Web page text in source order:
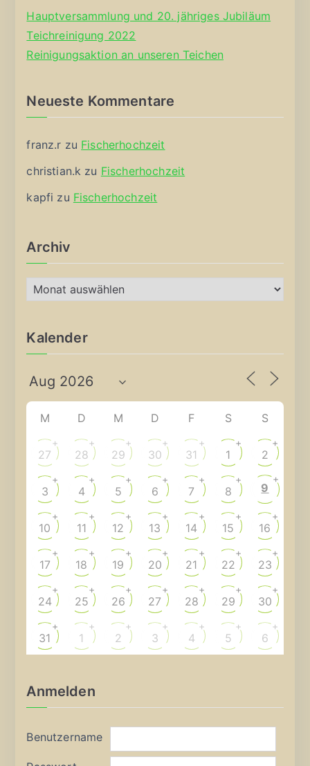
Hauptversammlung und 20. jähriges Jubiläum
Teichreinigung 2022
Reinigungsaktion an unseren Teichen
Neueste Kommentare
franz.r zu Fischerhochzeit
christian.k zu Fischerhochzeit
kapfi zu Fischerhochzeit
Archiv
r
h
v
Kalender
M D M D F S S
27
+
28
+
29
+
30
+
31
+
1
+
2
+
3
+
4
+
5
+
6
+
7
+
8
+
9
+
10
+
11
+
12
+
13
+
14
+
15
+
16
+
17
+
18
+
19
+
20
+
21
+
22
+
23
+
24
+
25
+
26
+
27
+
28
+
29
+
30
+
31
+
1
+
2
+
3
+
4
+
5
+
6
+
Anmelden
Benutzername